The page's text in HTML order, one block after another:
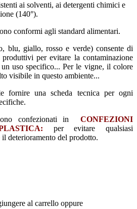
ai solventi, ai detergenti chimici e
(140°).
conformi agli standard alimentari.
blu, giallo, rosso e verde) consente di
per evitare la contaminazione
uso specifico... Per le vigne, il colore
visibile in questo ambiente...
fornire una scheda tecnica per ogni
confezionati in CONFEZIONI
per evitare qualsiasi
deterioramento del prodotto.
al carrello oppure